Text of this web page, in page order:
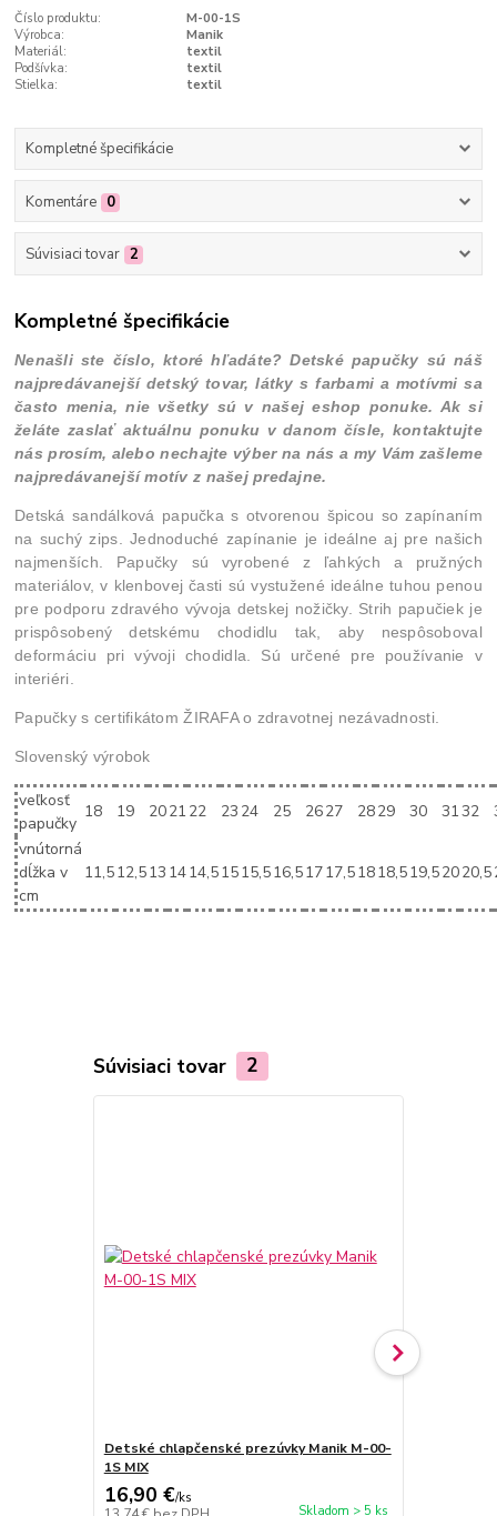
Číslo produktu:
M-00-1S
Výrobca:
Manik
Materiál:
textil
Podšívka:
textil
Stielka:
textil
Kompletné špecifikácie
Komentáre 0
Súvisiaci tovar 2
Kompletné špecifikácie
Nenašli ste číslo, ktoré hľadáte? Detské papučky sú náš
najpredávanejší detský tovar, látky s farbami a motívmi sa
často menia, nie všetky sú v našej eshop ponuke. Ak si
želáte zaslať aktuálnu ponuku v danom čísle, kontaktujte
nás prosím, alebo nechajte výber na nás a my Vám zašleme
najpredávanejší motív z našej predajne.
Detská sandálková papučka s otvorenou špicou so zapínaním
na suchý zips. Jednoduché zapínanie je ideálne aj pre našich
najmenších. Papučky sú vyrobené z ľahkých a pružných
materiálov, v klenbovej časti sú vystužené ideálne tuhou penou
pre podporu zdravého vývoja detskej nožičky. Strih papučiek je
prispôsobený detskému chodidlu tak, aby nespôsoboval
deformáciu pri vývoji chodidla. Sú určené pre používanie v
interiéri.
Papučky s certifikátom ŽIRAFA o zdravotnej nezávadnosti.
Slovenský výrobok
veľkosť
papučky
18 19 2021 22 23 24 25 2627 2829 30 3132
vnútorná
dĺžka v
cm
11,512,513 1414,51515,516,51717,51818,519,52020,5
Súvisiaci tovar 2
Detské chlapčenské prezúvky Manik M-00-
1S MIX
16,90 €/ks
Skladom > 5 ks